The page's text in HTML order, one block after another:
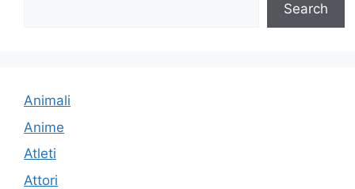
Search
Animali
Anime
Atleti
Attori